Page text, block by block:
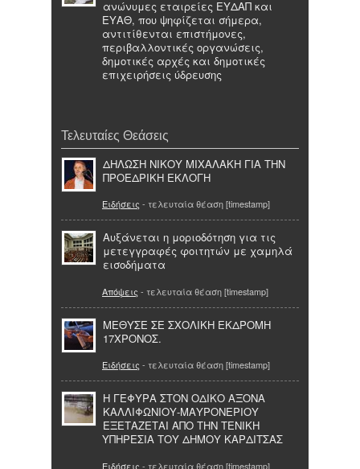
ανώνυμες εταιρείες ΕΥΔΑΠ και
ΕΥΑΘ, που ψηφίζεται σήμερα,
αντιτίθενται επιστήμονες,
περιβαλλοντικές οργανώσεις,
δημοτικές αρχές και δημοτικές
επιχειρήσεις ύδρευσης
Τελευταίες Θεάσεις
ΔΗΛΩΣΗ ΝΙΚΟΥ ΜΙΧΑΛΑΚΗ ΓΙΑ ΤΗΝ
ΠΡΟΕΔΡΙΚΗ ΕΚΛΟΓΗ
Ειδήσεις - τελευταία θέαση [timestamp]
Αυξάνεται η μοριοδότηση για τις
μετεγγραφές φοιτητών με χαμηλά
εισοδήματα
Απόψεις - τελευταία θέαση [timestamp]
ΜΕΘΥΣΕ ΣΕ ΣΧΟΛΙΚΗ ΕΚΔΡΟΜΗ
17ΧΡΟΝΟΣ.
Ειδήσεις - τελευταία θέαση [timestamp]
Η ΓΕΦΥΡΑ ΣΤΟΝ ΟΔΙΚΟ ΑΞΟΝΑ
ΚΑΛΛΙΦΩΝΙΟΥ-ΜΑΥΡΟΝΕΡΙΟΥ
ΕΞΕΤΑΖΕΤΑΙ ΑΠΟ ΤΗΝ ΤΕΝΙΚΗ
ΥΠΗΡΕΣΙΑ ΤΟΥ ΔΗΜΟΥ ΚΑΡΔΙΤΣΑΣ
Ειδήσεις - τελευταία θέαση [timestamp]